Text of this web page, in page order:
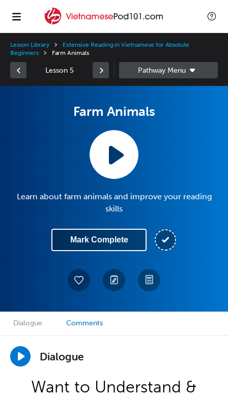
Lesson Library
Extensive Reading in Vietnamese for Absolute
Beginners
Farm Animals
Lesson 5
Farm Animals
Learn about farm animals and improve your reading
skills
Mark Complete
Dialogue Comments
Dialogue
Want to Understand &